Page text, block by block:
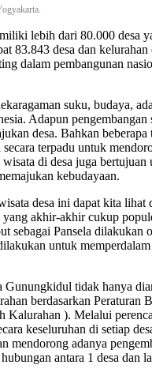
lebih dari 80.000 desa
83.843 desa dan
dalam pembangunan
suku, budaya,
Adapun
desa. Bahkan
terpadu untuk
di desa juga
kebudayaan.
desa ini dapat kita
akhir-akhir cukup
sebagai Pansela
untuk
Gunungkidul tidak hanya
berdasarkan
Kalurahan ). Melalui
keseluruhan di setiap
mendorong adanya
antara 1 desa dan